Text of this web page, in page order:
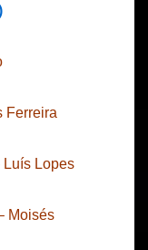
Ferreira
Luís Lopes
Moisés